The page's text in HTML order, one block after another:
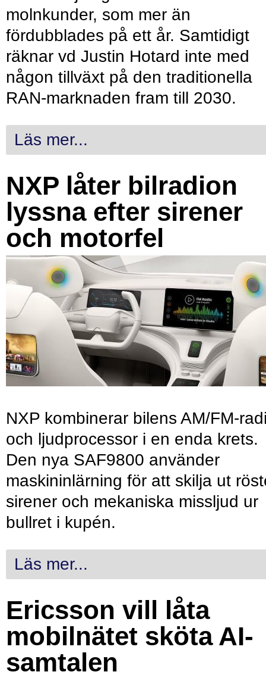
molnkunder, som mer än
fördubblades på ett år. Samtidigt
räknar vd Justin Hotard inte med
någon tillväxt på den traditionella
RAN-marknaden fram till 2030.
Läs mer...
NXP låter bilradion
lyssna efter sirener
och motorfel
NXP kombinerar bilens AM/FM-
och ljudprocessor i en enda krets.
Den nya SAF9800 använder
maskininlärning för att skilja ut
sirener och mekaniska missljud ur
bullret i kupén.
Läs mer...
Ericsson vill låta
mobilnätet sköta AI-
samtalen